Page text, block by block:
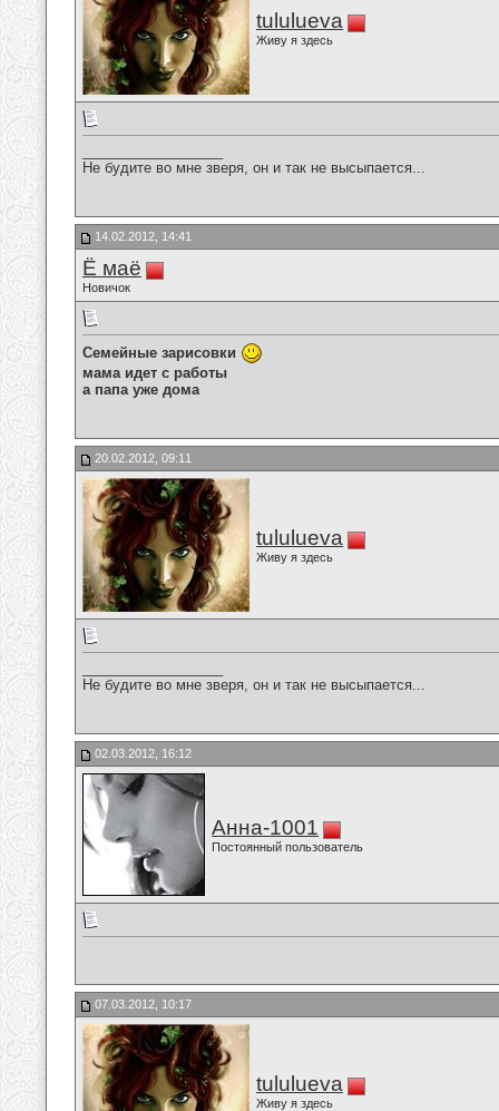
tululueva
Живу я здесь
Не будите во мне зверя, он и так не высыпается...
14.02.2012, 14:41
Ё маё
Новичок
Семейные зарисовки
мама идет с работы
а папа уже дома
20.02.2012, 09:11
tululueva
Живу я здесь
Не будите во мне зверя, он и так не высыпается...
02.03.2012, 16:12
Анна-1001
Постоянный пользователь
07.03.2012, 10:17
tululueva
Живу я здесь